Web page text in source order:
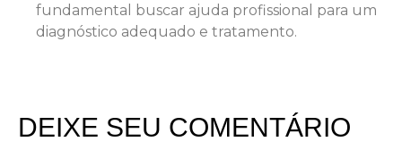
fundamental buscar ajuda profissional para um
diagnóstico adequado e tratamento.
DEIXE SEU COMENTÁRIO